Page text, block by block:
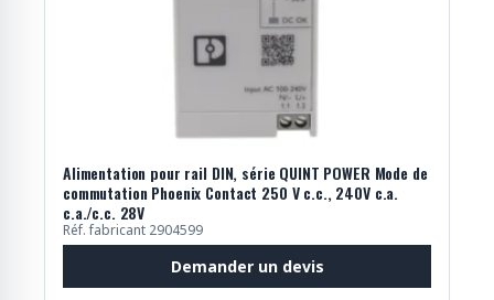
Alimentation pour rail DIN, série QUINT POWER Mode de
commutation Phoenix Contact 250 V c.c., 240V c.a.
c.a./c.c. 28V
Réf. fabricant 2904599
Demander un devis